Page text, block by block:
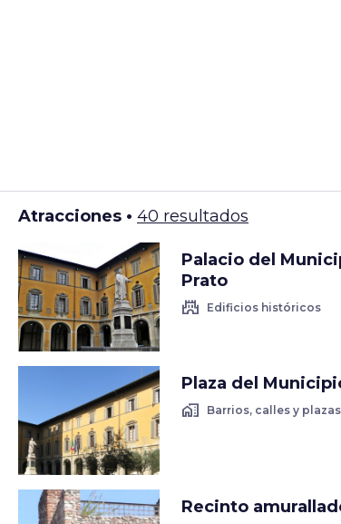
Atracciones • 40 resultados
Palacio del
Prato
castle Edificios históricos
Plaza del
home_work Barrios, calles y plazas
Recinto